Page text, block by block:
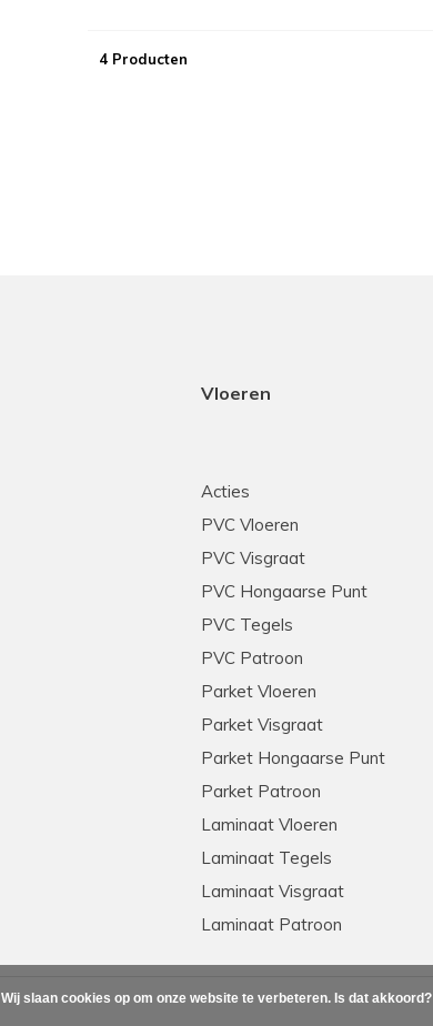
4 Producten
Vloeren
Acties
PVC Vloeren
PVC Visgraat
PVC Hongaarse Punt
PVC Tegels
PVC Patroon
Parket Vloeren
Parket Visgraat
Parket Hongaarse Punt
Parket Patroon
Laminaat Vloeren
Laminaat Tegels
Laminaat Visgraat
Laminaat Patroon
Wij slaan cookies op om onze website te verbeteren. Is dat akkoord?